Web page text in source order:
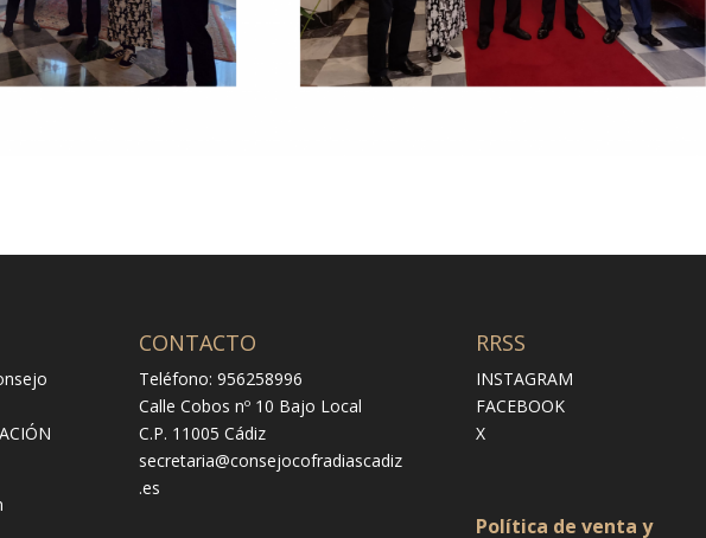
CONTACTO
Teléfono: 956258996
Calle Cobos nº 10 Bajo Local
C.P. 11005 Cádiz
secretaria@consejocofradiascadiz
.es
RRSS
INSTAGRAM
FACEBOOK
X
Política de venta y